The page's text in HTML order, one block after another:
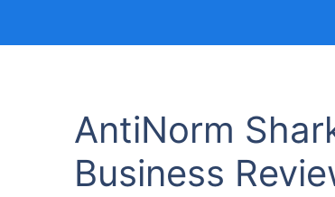
AntiNorm
Business